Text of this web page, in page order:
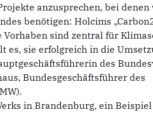
anzusprechen, bei
benötigen: Holcims
sind zentral für
sie erfolgreich in die
des
Bundesgeschäftsführer des
in Brandenburg, ein